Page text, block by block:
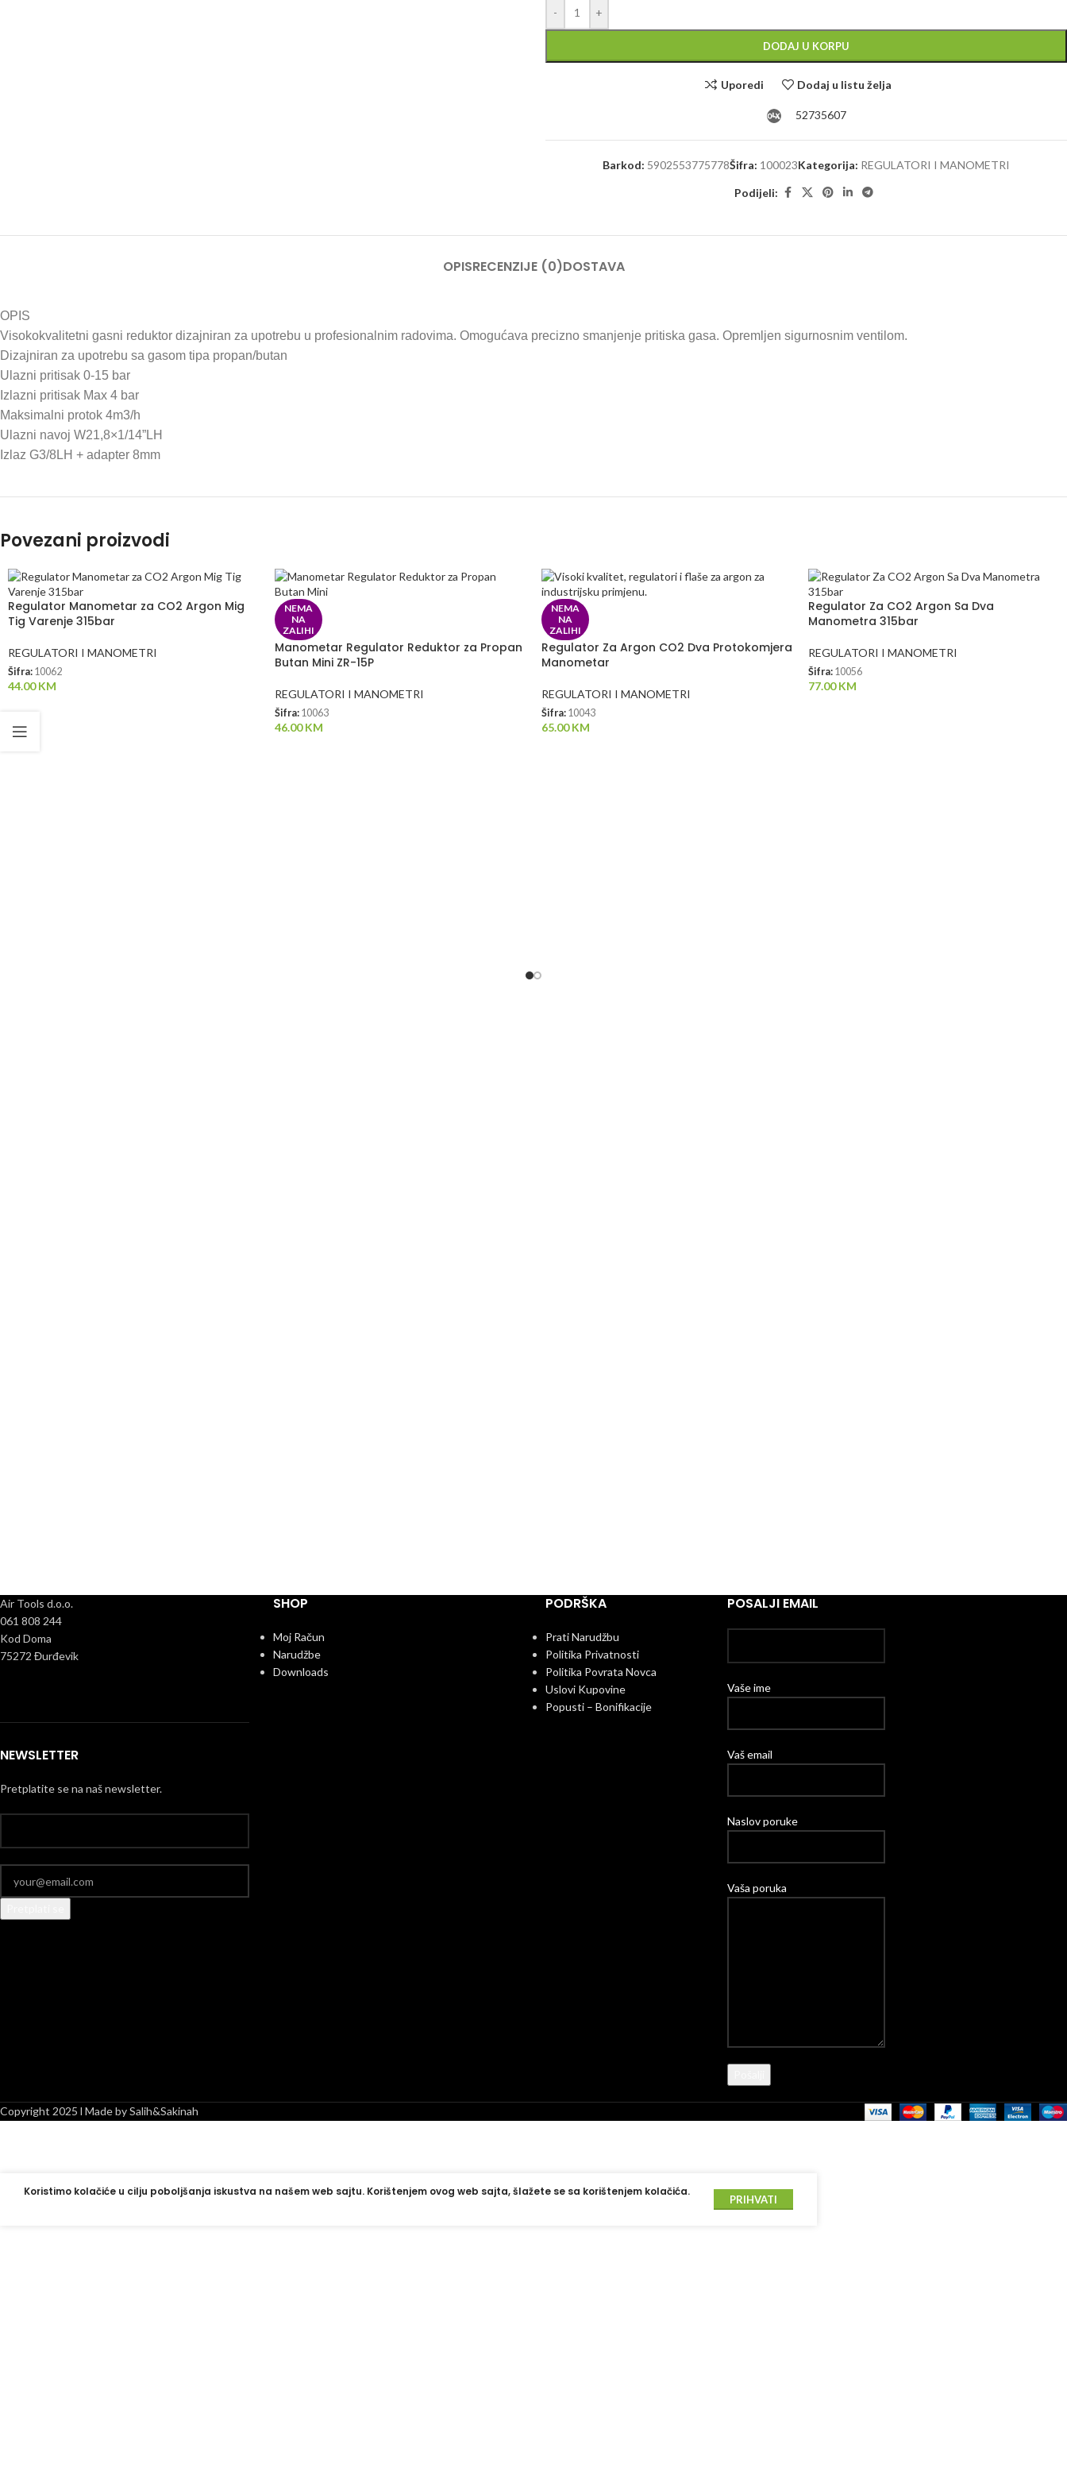
- +
DODAJ U KORPU
Uporedi Dodaj u listu želja
52735607
Barkod: 5902553775778Šifra: 100023Kategorija: REGULATORI I MANOMETRI
Podijeli:
OPISRECENZIJE (0)DOSTAVA
OPIS
Visokokvalitetni gasni reduktor dizajniran za upotrebu u profesionalnim radovima. Omogućava precizno smanjenje pritiska gasa. Opremljen sigurnosnim ventilom.
Dizajniran za upotrebu sa gasom tipa propan/butan
Ulazni pritisak 0-15 bar
Izlazni pritisak Max 4 bar
Maksimalni protok 4m3/h
Ulazni navoj W21,8×1/14”LH
Izlaz G3/8LH + adapter 8mm
Povezani proizvodi
Regulator Manometar za CO2 Argon Mig
Tig Varenje 315bar
REGULATORI I MANOMETRI
Šifra: 10062
44.00KM
NEMA
NA
ZALIHI
Manometar Regulator Reduktor za Propan
Butan Mini ZR-15P
REGULATORI I MANOMETRI
Šifra: 10063
46.00KM
NEMA
NA
ZALIHI
Regulator Za Argon CO2 Dva Protokomjera
Manometar
REGULATORI I MANOMETRI
Šifra: 10043
65.00KM
Regulator Za CO2 Argon Sa Dva
Manometra 315bar
REGULATORI I MANOMETRI
Šifra: 10056
77.00KM
Air Tools d.o.o.
061 808 244
Kod Doma
75272 Đurđevik
NEWSLETTER
Pretplatite se na naš newsletter.
SHOP
Moj Račun
Narudžbe
Downloads
PODRŠKA
Prati Narudžbu
Politika Privatnosti
Politika Povrata Novca
Uslovi Kupovine
Popusti – Bonifikacije
POSALJI EMAIL
Vaše ime
Vaš email
Naslov poruke
Vaša poruka
Copyright 2025 l Made by Salih&Sakinah
Koristimo kolačiće u cilju poboljšanja iskustva na našem web sajtu. Korištenjem ovog web sajta, šlažete se sa korištenjem kolačića.
PRIHVATI